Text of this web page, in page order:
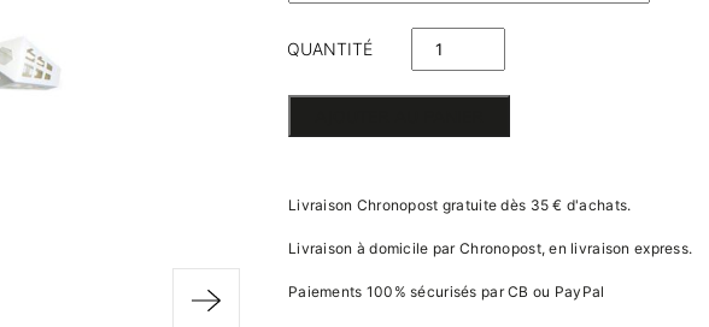
QUANTITÉ
DE
GUIRLANDE
Livraison Chronopost gratuite dès 35 € d'achats.
Livraison à domicile par Chronopost, en livraison express.
Paiements 100% sécurisés par CB ou PayPal